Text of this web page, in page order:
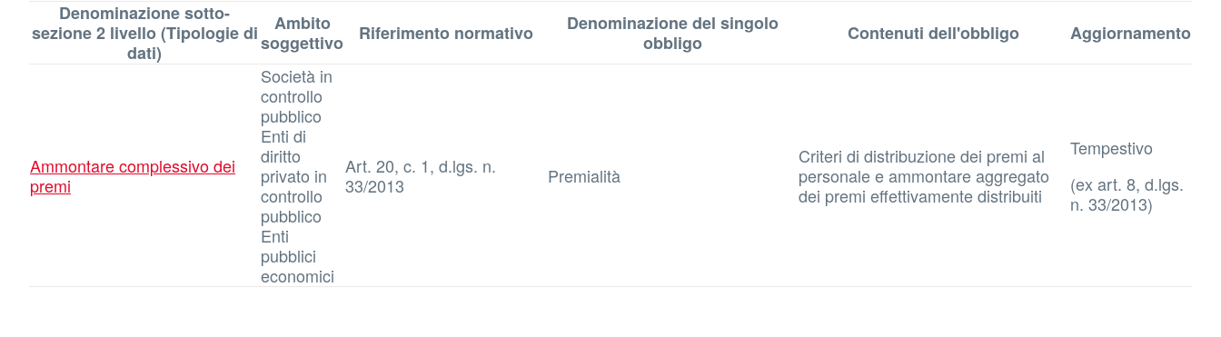
Denominazione sotto-
sezione 2 livello (Tipologie di
dati)
Ambito
soggettivo
Riferimento normativo
Denominazione del singolo
obbligo
Contenuti dell'obbligo Aggiornamento
Ammontare complessivo dei
premi
Società in
controllo
pubblico
Enti di
diritto
privato in
controllo
pubblico
Enti
pubblici
economici
Art. 20, c. 1, d.lgs. n.
33/2013
Premialità
Criteri di distribuzione dei premi al
personale e ammontare aggregato
dei premi effettivamente distribuiti
Tempestivo
(ex art. 8, d.lgs.
n. 33/2013)